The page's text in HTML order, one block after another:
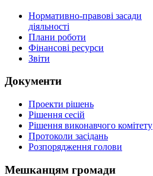
Нормативно-правові засади
діяльності
Плани роботи
Фінансові ресурси
Звіти
Документи
Проекти рішень
Рішення сесій
Рішення виконавчого комітету
Протоколи засідань
Розпорядження голови
Мешканцям громади